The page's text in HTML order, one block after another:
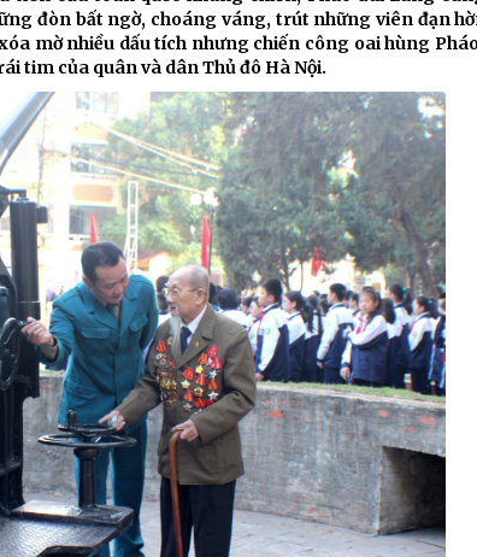
Chiến dịch 500 ngày đêmCải cách hành
đòn bất ngờ, choáng váng, trút những viên đạn
mờ nhiều dấu tích nhưng chiến công oai hùng
tim của quân và dân Thủ đô Hà Nội.